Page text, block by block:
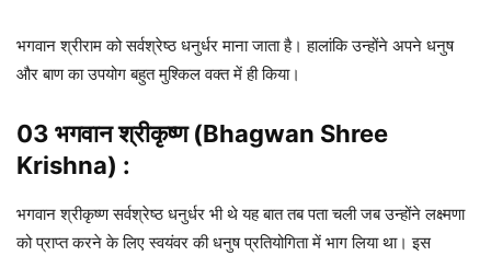
भगवान श्रीराम को सर्वश्रेष्ठ धनुर्धर माना जाता है। हालांकि उन्होंने अपने धनुष
और बाण का उपयोग बहुत ‍मुश्किल वक्त में ही किया।
03 भगवान श्रीकृष्‍ण (Bhagwan Shree
Krishna) :
भगवान श्रीकृष्ण सर्वश्रेष्ठ धनुर्धर भी थे यह बात तब पता चली जब उन्होंने लक्ष्मणा
को प्राप्त करने के लिए स्वयंवर की धनुष प्रतियोगिता में भाग लिया था। इस